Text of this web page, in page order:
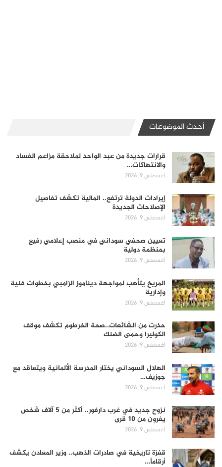
أحدث الموضوعات
قرارات جديدة من عبد الواحد لملاحقة مزاعم الفساد
والانتهاكات…
أغسطس 9, 2026
إيرادات الدولة ترتفع.. المالية تكشف تفاصيل
الإصلاحات الجديدة
أغسطس 9, 2026
تعيين صحفي سوداني في منصب إعلامي رفيع
بمنظمة دولية
أغسطس 9, 2026
المريخ يتأهب لمواجهة ديناموز الزامبي بخطوات فنية
وإدارية
أغسطس 9, 2026
حذرت من الشائعات..صحة الخرطوم تكشف موقف
الكوليرا وحمى الضنك
أغسطس 9, 2026
الهلال السوداني يختار المدرسة الألمانية ويتعاقد مع
جوزيف…
أغسطس 9, 2026
نزوح جديد في غرب دارفور.. أكثر من 5 آلاف شخص
يفرون من 10 قرى
أغسطس 9, 2026
قفزة تاريخية في صادرات الذهب.. وزير المعادن يكشف
أرقاماً…